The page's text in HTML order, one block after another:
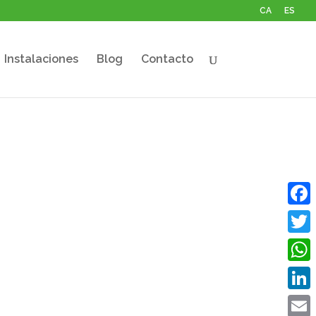
CA ES
Instalaciones Blog Contacto